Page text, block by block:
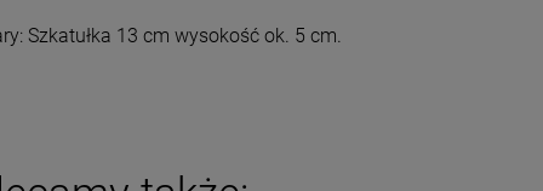
Szkatułka 13 cm wysokość ok. 5 cm.